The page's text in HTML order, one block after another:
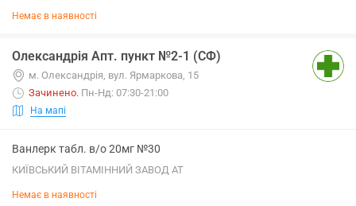
Немає в наявності
Олександрія Апт. пункт №2-1 (СФ)
м. Олександрія, вул. Ярмаркова, 15
Зачинено. Пн-Нд: 07:30-21:00
На мапі
Ванлерк табл. в/о 20мг №30
КИЇВСЬКИЙ ВІТАМІННИЙ ЗАВОД АТ
Немає в наявності